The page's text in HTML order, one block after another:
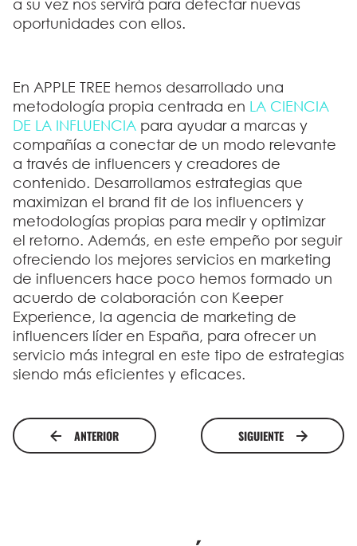
a su vez nos servirá para detectar nuevas
oportunidades con ellos.
En APPLE TREE hemos desarrollado una
metodología propia centrada en LA CIENCIA
DE LA INFLUENCIA para ayudar a marcas y
compañías a conectar de un modo relevante
a través de influencers y creadores de
contenido. Desarrollamos estrategias que
maximizan el brand fit de los influencers y
metodologías propias para medir y optimizar
el retorno. Además, en este empeño por seguir
ofreciendo los mejores servicios en marketing
de influencers hace poco hemos formado un
acuerdo de colaboración con Keeper
Experience, la agencia de marketing de
influencers líder en España, para ofrecer un
servicio más integral en este tipo de estrategias
siendo más eficientes y eficaces.
ANTERIOR SIGUIENTE